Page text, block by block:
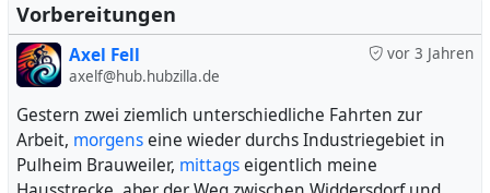
Vorbereitungen
vor 3 Jahren
Axel Fell
axelf@hub.hubzilla.de
Gestern zwei ziemlich unterschiedliche Fahrten zur
Arbeit, morgenseine wieder durchs Industriegebiet in
Pulheim Brauweiler, mittagseigentlich meine